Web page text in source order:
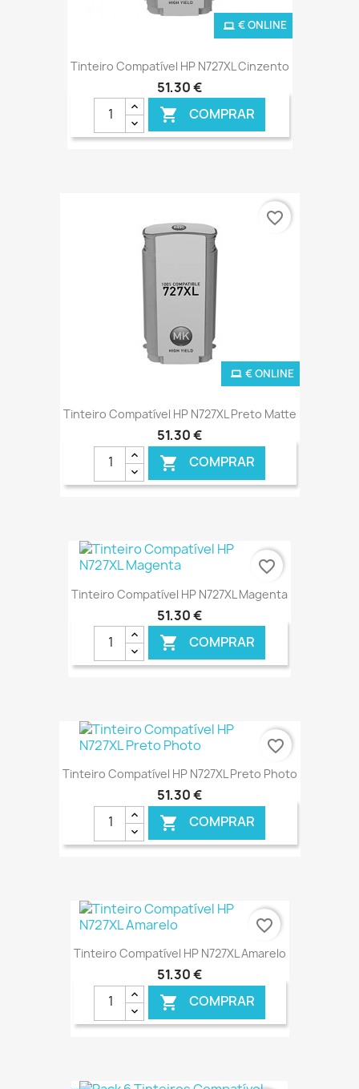
Tinteiro Compatível HP N727XL Cinzento
51,30 €
 COMPRAR
€ ONLINE
Tinteiro Compatível HP N727XL Preto Matte
51,30 €
 COMPRAR
€ ONLINE
favorite_border
Tinteiro Compatível HP N727XL Magenta
51,30 €
 COMPRAR
favorite_border
Tinteiro Compatível HP N727XL Preto Photo
51,30 €
 COMPRAR
favorite_border
Tinteiro Compatível HP N727XL Amarelo
51,30 €
 COMPRAR
€ ONLINE
favorite_border